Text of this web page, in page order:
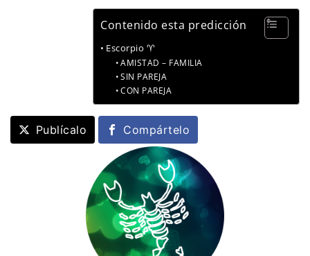
Contenido esta predicción
Escorpio ♈
AMISTAD – FAMILIA
SIN PAREJA
CON PAREJA
Publícalo Compártelo